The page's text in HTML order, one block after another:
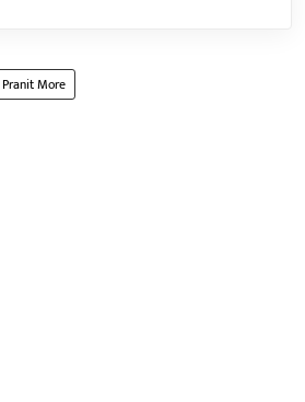
Pranit More